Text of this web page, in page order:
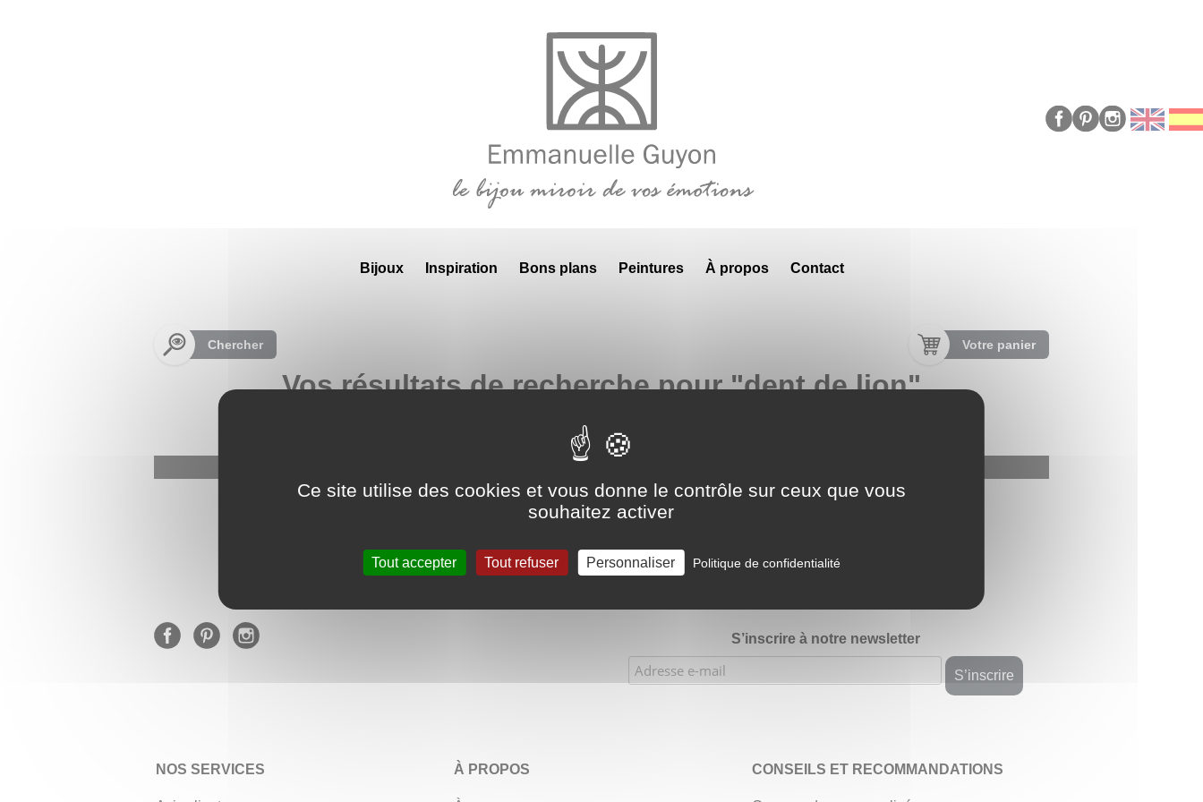
Bijoux Inspiration Bons plans Peintures À propos Contact
Chercher Votre panier
Vos résultats de recherche pour "dent de lion"
★★★★★ Évaluations de notre boutique Etsy : 900 ventes, 294 avis
S’inscrire à notre newsletter
NOS SERVICES À PROPOS CONSEILS ET RECOMMANDATIONS
Ce site utilise des cookies et vous donne le contrôle sur ceux que vous
souhaitez activer
Tout accepter Tout refuser Personnaliser Politique de confidentialité